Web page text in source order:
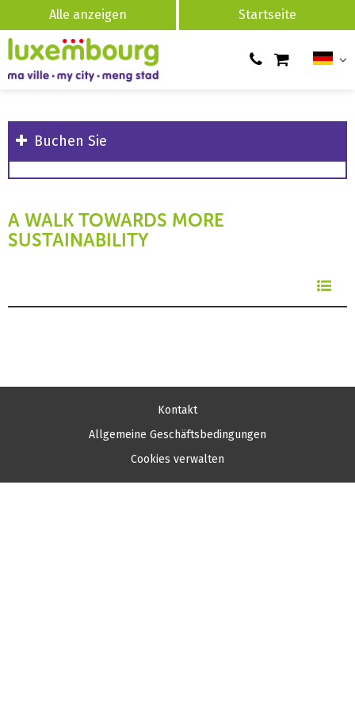
Alle anzeigen Startseite
Buchen Sie
A WALK TOWARDS MORE
SUSTAINABILITY
Kontakt
Allgemeine Geschäftsbedingungen
Cookies verwalten